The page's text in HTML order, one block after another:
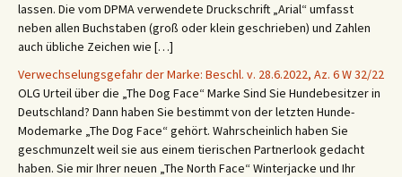
lassen. Die vom DPMA verwendete Druckschrift „Arial“ umfasst
neben allen Buchstaben (groß oder klein geschrieben) und Zahlen
auch übliche Zeichen wie […]
Verwechselungsgefahr der Marke: Beschl. v. 28.6.2022, Az. 6 W 32/22
OLG Urteil über die „The Dog Face“ Marke Sind Sie Hundebesitzer in
Deutschland? Dann haben Sie bestimmt von der letzten Hunde-
Modemarke „The Dog Face“ gehört. Wahrscheinlich haben Sie
geschmunzelt weil sie aus einem tierischen Partnerlook gedacht
haben. Sie mir Ihrer neuen „The North Face“ Winterjacke und Ihr